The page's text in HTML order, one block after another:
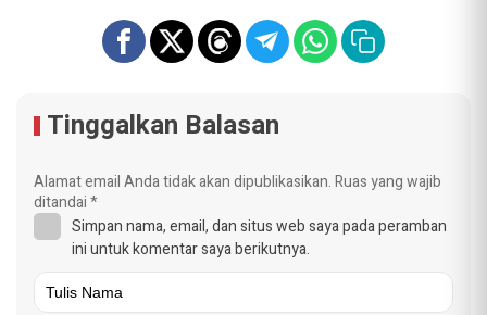
Tinggalkan Balasan
Alamat email Anda tidak akan dipublikasikan.Ruas yang wajib
ditandai*
Simpan nama, email, dan situs web saya pada peramban
ini untuk komentar saya berikutnya.